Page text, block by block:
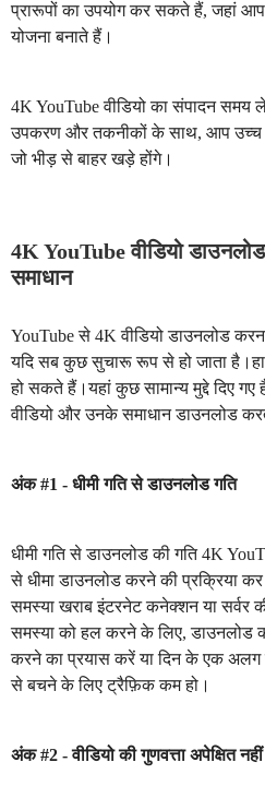
प्रारूपों का उपयोग कर सकते हैं, जहां
योजना बनाते हैं।
4K YouTube वीडियो का संपादन समय
उपकरण और तकनीकों के साथ, आप उच्च
जो भीड़ से बाहर खड़े होंगे।
4K YouTube वीडियो
समाधान
YouTube से 4K वीडियो डाउनलोड
यदि सब कुछ सुचारू रूप से हो जाता
हो सकते हैं।यहां कुछ सामान्य मुद्दे दिए
वीडियो और उनके समाधान डाउनलोड
अंक #1 - धीमी गति से डाउनलोड गति
धीमी गति से डाउनलोड की गति 4K
से धीमा डाउनलोड करने की प्रक्रिया
समस्या खराब इंटरनेट कनेक्शन या सर्वर
समस्या को हल करने के लिए, डाउनलोड
करने का प्रयास करें या दिन के एक अलग
से बचने के लिए ट्रैफ़िक कम हो।
अंक #2 - वीडियो की गुणवत्ता अपेक्षित